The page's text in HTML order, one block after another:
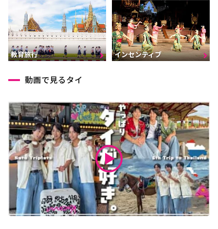
教育旅行 インセンティブ
動画で見るタイ